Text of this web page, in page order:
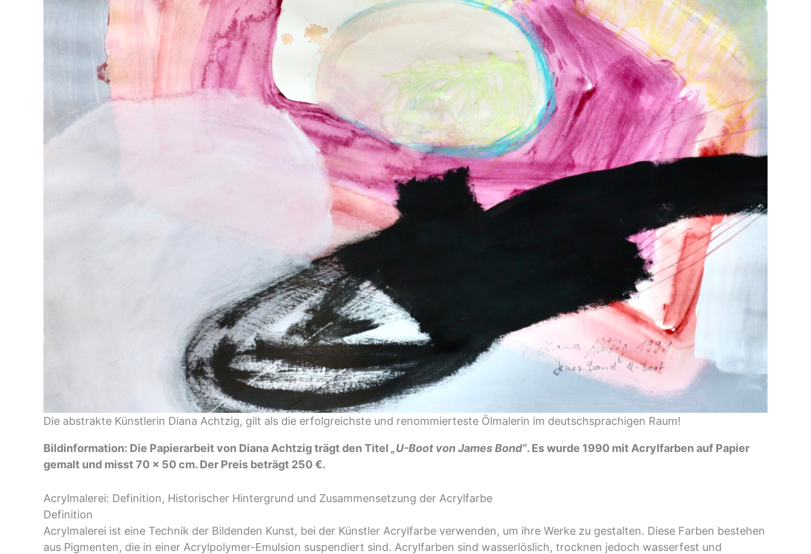
Die abstrakte Künstlerin Diana Achtzig, gilt als die erfolgreichste und renommierteste Ölmalerin im deutschsprachigen Raum!
Bildinformation: Die Papierarbeit von Diana Achtzig trägt den Titel „U-Boot von James Bond“. Es wurde 1990 mit Acrylfarben auf Papier
gemalt und misst 70 x 50 cm. Der Preis beträgt 250 €.
Acrylmalerei: Definition, Historischer Hintergrund und Zusammensetzung der Acrylfarbe
Definition
Acrylmalerei ist eine Technik der Bildenden Kunst, bei der Künstler Acrylfarbe verwenden, um ihre Werke zu gestalten. Diese Farben bestehen
aus Pigmenten, die in einer Acrylpolymer-Emulsion suspendiert sind. Acrylfarben sind wasserlöslich, trocknen jedoch wasserfest und